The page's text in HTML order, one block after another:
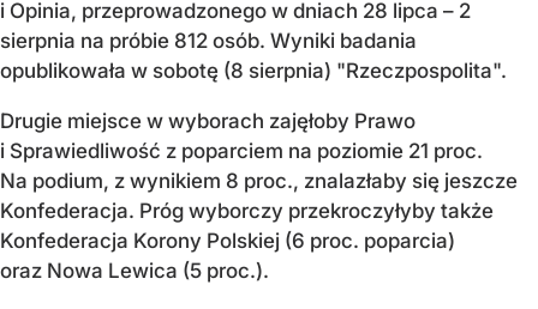
i Opinia, przeprowadzonego w dniach 28 lipca – 2
sierpnia na próbie 812 osób. Wyniki badania
opublikowała w sobotę (8 sierpnia) "Rzeczpospolita".
Drugie miejsce w wyborach zajęłoby Prawo
i Sprawiedliwość z poparciem na poziomie 21 proc.
Na podium, z wynikiem 8 proc., znalazłaby się jeszcze
Konfederacja. Próg wyborczy przekroczyłyby także
Konfederacja Korony Polskiej (6 proc. poparcia)
oraz Nowa Lewica (5 proc.).